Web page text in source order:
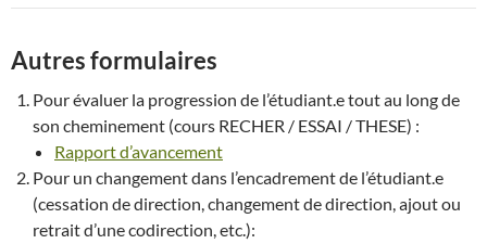
Autres formulaires
Pour évaluer la progression de l’étudiant.e tout au long de
son cheminement (cours RECHER / ESSAI / THESE) :
Rapport d’avancement
Pour un changement dans l’encadrement de l’étudiant.e
(cessation de direction, changement de direction, ajout ou
retrait d’une codirection, etc.):